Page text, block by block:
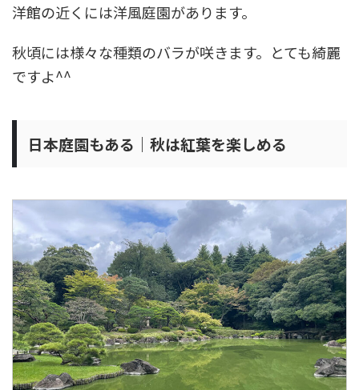
洋館の近くには洋風庭園があります。
秋頃には様々な種類のバラが咲きます。とても綺麗
ですよ^^
日本庭園もある｜秋は紅葉を楽しめる